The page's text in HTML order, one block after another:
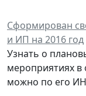
Сформирован
и ИП на 2016 год
Узнать о
мероприятиях в
можно по его